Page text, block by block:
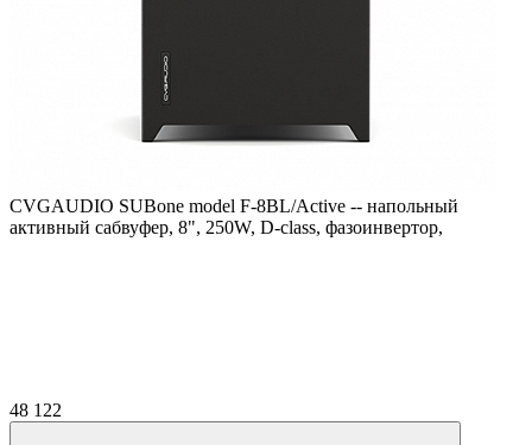
CVGAUDIO SUBone model F-8BL/Active -- напольный
активный сабвуфер, 8", 250W, D-class, фазоинвертор,
48 122